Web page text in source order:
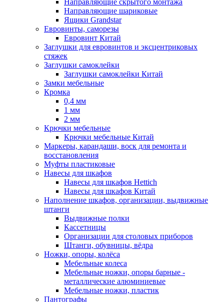
Направляющие скрытого монтажа
Направляющие шариковые
Ящики Grandstar
Евровинты, саморезы
Евровинт Китай
Заглушки для евровинтов и эксцентриковых
стяжек
Заглушки самоклейки
Заглушки самоклейки Китай
Замки мебельные
Кромка
0,4 мм
1 мм
2 мм
Крючки мебельные
Крючки мебельные Китай
Маркеры, карандаши, воск для ремонта и
восстановления
Муфты пластиковые
Навесы для шкафов
Навесы для шкафов Hettich
Навесы для шкафов Китай
Наполнение шкафов, организации, выдвижные
штанги
Выдвижные полки
Кассетницы
Организации для столовых приборов
Штанги, обувницы, вёдра
Ножки, опоры, колёса
Мебельные колеса
Мебельные ножки, опоры барные -
металлические алюминиевые
Мебельные ножки, пластик
Пантографы